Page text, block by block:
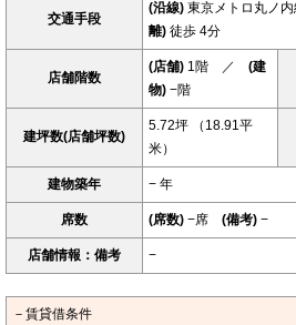
交通手段
(沿線) 東京メトロ丸ノ
離) 徒歩 4分
店舗階数
(店舗) 1階 ／ (建
物) −階
建坪数(店舗坪数)
5.72坪 （18.91平
米）
建物築年 − 年
席数 (席数) −席 (備考) −
店舗情報：備考 −
－賃貸借条件